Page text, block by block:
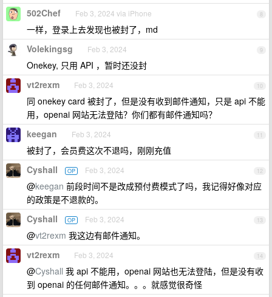
8
502Chef Feb 3, 2024 via iPhone
一样，登录上去发现也被封了，md
9
Volekingsg Feb 3, 2024
Onekey, 只用 API ，暂时还没封
10
vt2rexm Feb 3, 2024
同 onekey card 被封了，但是没有收到邮件通知，只是 api 不能
用，openai 网站无法登陆？你们都有邮件通知吗？
11
keegan Feb 3, 2024
被封了，会员费这次不退吗，刚刚充值
12
Cyshall OP Feb 3, 2024
@keegan 前段时间不是改成预付费模式了吗，我记得好像对应
的政策是不退款的。
13
Cyshall OP Feb 3, 2024
@vt2rexm 我这边有邮件通知。
14
vt2rexm Feb 3, 2024
@Cyshall 我 api 不能用，openai 网站也无法登陆，但是没有收
到 openai 的任何邮件通知。。。就感觉很奇怪